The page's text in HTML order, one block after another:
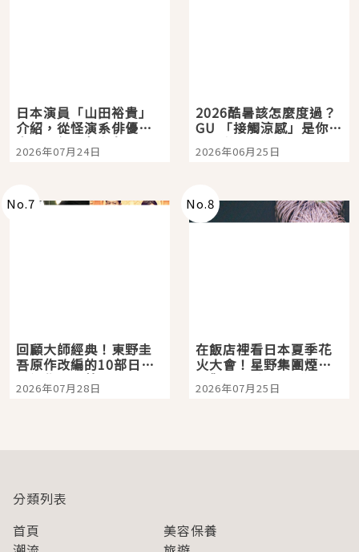
日本演員「山田裕貴」
介紹，從怪演系俳優走
向國民級日劇主角
2026年07月24日
2026酷暑該怎麼度過？
GU 「接觸涼感」是你的
夏日救星
2026年06月25日
No.7
回顧大師經典！東野圭
吾原作改編的10部日本
影視作品推薦
2026年07月28日
No.8
在飯店裡看日本夏季花
火大會！星野集團煙火
景觀飯店6選，讓你不用
人擠人悠閒欣賞
2026年07月25日
分類列表
首頁
美容保養